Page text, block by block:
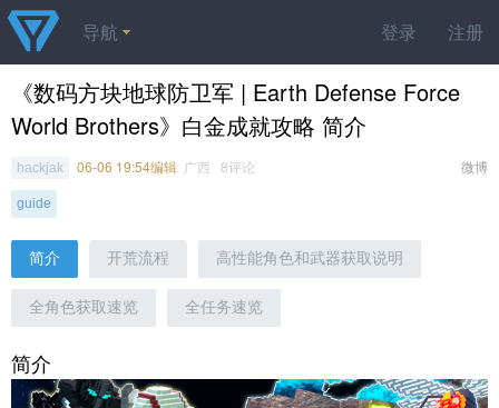
登录 注册
导航
《数码方块地球防卫军 | Earth Defense Force
World Brothers》白金成就攻略 简介
微博
hackjak 06-06 19:54编辑 广西 8评论
guide
简介 开荒流程 高性能角色和武器获取说明
全角色获取速览 全任务速览
简介